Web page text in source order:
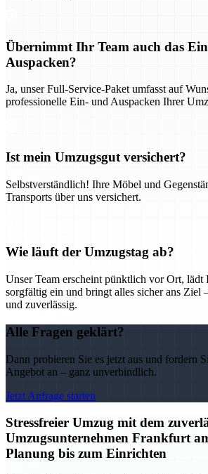
Übernimmt Ihr Team auch das
Auspacken?
Ja, unser Full-Service-Paket umfasst auf
professionelle Ein- und Auspacken Ihrer
Ist mein Umzugsgut versichert?
Selbstverständlich! Ihre Möbel und
Transports über uns versichert.
Wie läuft der Umzugstag ab?
Unser Team erscheint pünktlich vor Ort, lädt
sorgfältig ein und bringt alles sicher ans Ziel
und zuverlässig.
Alle Fragen geklärt?
Dann probieren Sie es jetzt aus und fordern
Angebot an – ganz unverbindlich.
Jetzt Anfrage starten
Stressfreier Umzug mit dem
Umzugsunternehmen Frankfurt
Planung bis zum Einrichten